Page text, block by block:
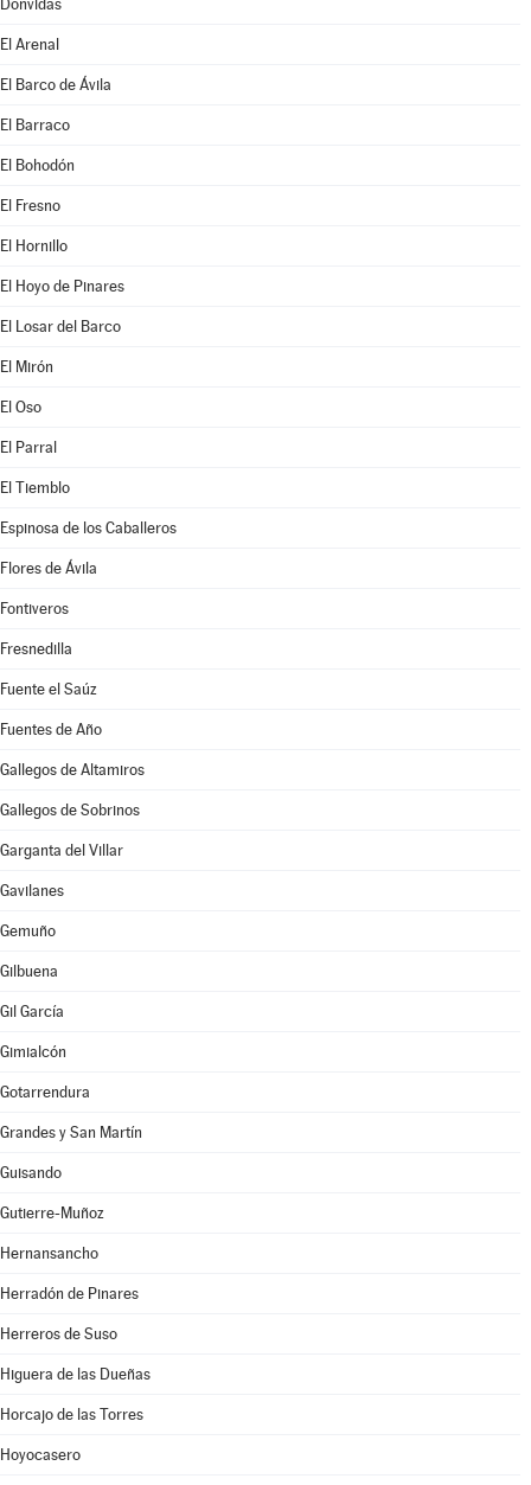
Donvidas
El Arenal
El Barco de Ávila
El Barraco
El Bohodón
El Fresno
El Hornillo
El Hoyo de Pinares
El Losar del Barco
El Mirón
El Oso
El Parral
El Tiemblo
Espinosa de los Caballeros
Flores de Ávila
Fontiveros
Fresnedilla
Fuente el Saúz
Fuentes de Año
Gallegos de Altamiros
Gallegos de Sobrinos
Garganta del Villar
Gavilanes
Gemuño
Gilbuena
Gil García
Gimialcón
Gotarrendura
Grandes y San Martín
Guisando
Gutierre-Muñoz
Hernansancho
Herradón de Pinares
Herreros de Suso
Higuera de las Dueñas
Horcajo de las Torres
Hoyocasero